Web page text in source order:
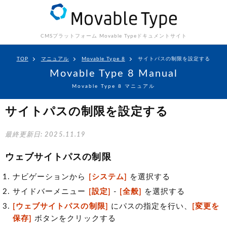
CMSプラットフォーム Movable Type ドキュメントサイト
TOP マニュアル Movable Type 8 サイトパスの制限を設定する
Movable Type 8 Manual
Movable Type 8 マニュアル
サイトパスの制限を設定する
最終更新日: 2025.11.19
ウェブサイトパスの制限
ナビゲーションから [システム]
を選択する
サイドバーメニュー
[設定] - [全般]
を選択する
[ウェブサイトパスの制限]
にパスの指定を行い、
[変更を
保存] ボタンをクリックする